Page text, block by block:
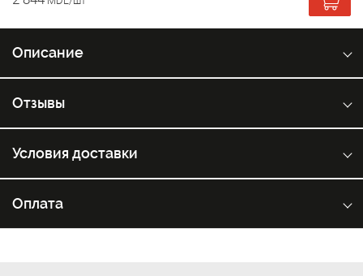
Описание
Отзывы
Условия доставки
Оплата